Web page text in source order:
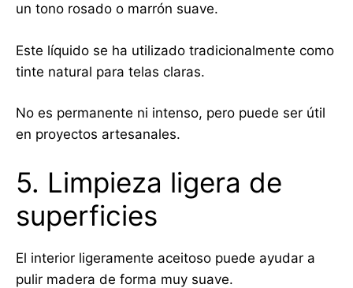
un tono rosado o marrón suave.
Este líquido se ha utilizado tradicionalmente como
tinte natural para telas claras.
No es permanente ni intenso, pero puede ser útil
en proyectos artesanales.
5. Limpieza ligera de
superficies
El interior ligeramente aceitoso puede ayudar a
pulir madera de forma muy suave.